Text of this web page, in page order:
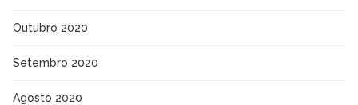
Outubro 2020
Setembro 2020
Agosto 2020